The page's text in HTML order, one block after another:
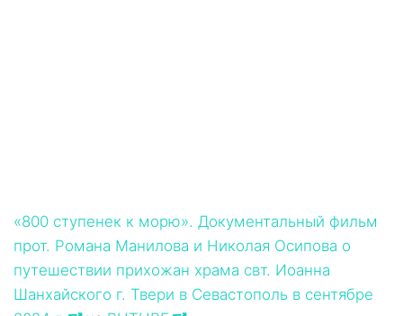
«800 ступенек к морю». Документальный фильм
прот. Романа Манилова и Николая Осипова о
путешествии прихожан храма свт. Иоанна
Шанхайского г. Твери в Севастополь в сентябре